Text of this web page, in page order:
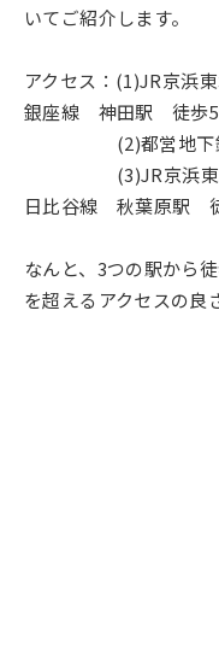
いてご紹介します。
アクセス：(1)JR京浜
銀座線 神田駅 徒歩
(2)都営地下鉄
(3)JR京浜東北線
日比谷線 秋葉原駅
なんと、3つの駅から
を超えるアクセスの良